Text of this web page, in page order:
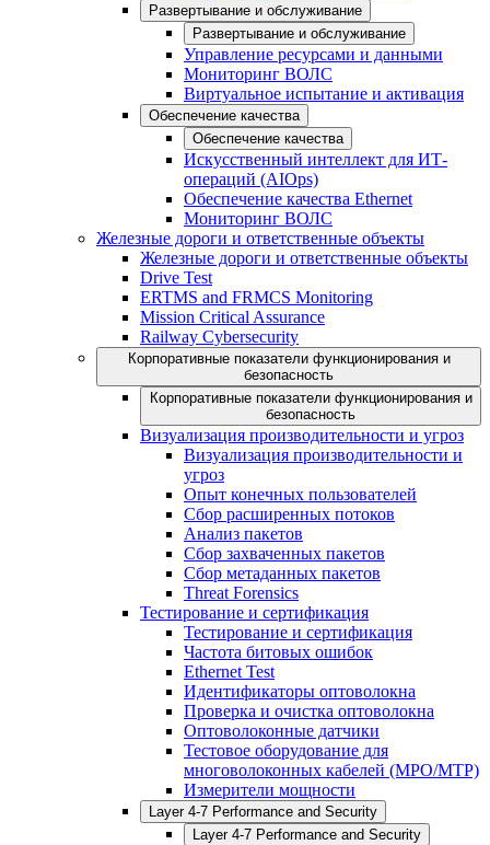
Развертывание и обслуживание
Развертывание и обслуживание
Управление ресурсами и данными
Мониторинг ВОЛС
Виртуальное испытание и активация
Обеспечение качества
Обеспечение качества
Искусственный интеллект для ИТ-
операций (AIOps)
Обеспечение качества Ethernet
Мониторинг ВОЛС
Железные дороги и ответственные объекты
Железные дороги и ответственные объекты
Drive Test
ERTMS and FRMCS Monitoring
Mission Critical Assurance
Railway Cybersecurity
Корпоративные показатели функционирования и
безопасность
Корпоративные показатели функционирования и
безопасность
Визуализация производительности и угроз
Визуализация производительности и
угроз
Опыт конечных пользователей
Сбор расширенных потоков
Анализ пакетов
Сбор захваченных пакетов
Сбор метаданных пакетов
Threat Forensics
Тестирование и сертификация
Тестирование и сертификация
Частота битовых ошибок
Ethernet Test
Идентификаторы оптоволокна
Проверка и очистка оптоволокна
Оптоволоконные датчики
Тестовое оборудование для
многоволоконных кабелей (MPO/MTP)
Измерители мощности
Layer 4-7 Performance and Security
Layer 4-7 Performance and Security